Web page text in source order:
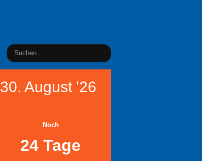
30. August '26
Noch
24 Tage